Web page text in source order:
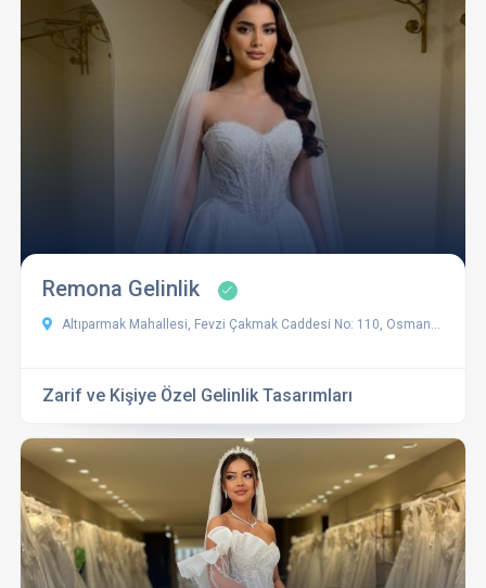
Remona Gelinlik
Altıparmak Mahallesi, Fevzi Çakmak Caddesi No: 110, Osmangazi / Bursa
Zarif ve Kişiye Özel Gelinlik Tasarımları